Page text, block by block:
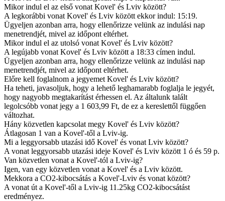
Mikor indul el az első vonat Kovel' és Lviv között?
A legkorábbi vonat Kovel' és Lviv között ekkor indul: 15:19.
Ügyeljen azonban arra, hogy ellenőrizze velünk az indulási nap
menetrendjét, mivel az időpont eltérhet.
Mikor indul el az utolsó vonat Kovel' és Lviv között?
A legújabb vonat Kovel' és Lviv között a 18:33 címen indul.
Ügyeljen azonban arra, hogy ellenőrizze velünk az indulási nap
menetrendjét, mivel az időpont eltérhet.
Előre kell foglalnom a jegyemet Kovel' és Lviv között?
Ha teheti, javasoljuk, hogy a lehető leghamarabb foglalja le jegyét,
hogy nagyobb megtakarítást érhessen el. Az általunk talált
legolcsóbb vonat jegy a 1 603,99 Ft, de ez a kereslettől függően
változhat.
Hány közvetlen kapcsolat megy Kovel' és Lviv között?
Átlagosan 1 van a Kovel'-től a Lviv-ig.
Mi a leggyorsabb utazási idő Kovel' és vonat Lviv között?
A vonat leggyorsabb utazási ideje Kovel' és Lviv között 1 ó és 59 p.
Van közvetlen vonat a Kovel'-tól a Lviv-ig?
Igen, van egy közvetlen vonat a Kovel' és a Lviv között.
Mekkora a CO2-kibocsátás a Kovel'-Lviv és vonat között?
A vonat út a Kovel'-től a Lviv-ig 11.25kg CO2-kibocsátást
eredményez.